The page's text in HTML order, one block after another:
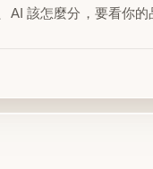
AI 該怎麼分，要看你的